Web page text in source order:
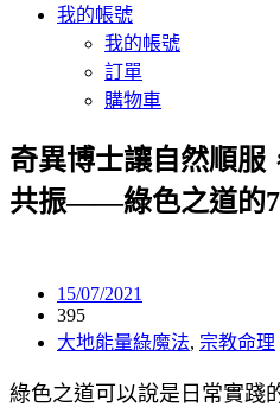
我的帳號
我的帳號
訂單
購物車
奇異博士讓自然順服
共振——綠色之道的
15/07/2021
395
大地能量綠魔法, 宗教命理
綠色之道可以說是日常實踐